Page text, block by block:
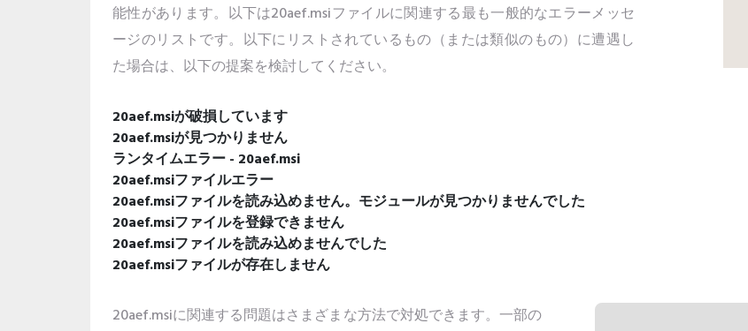
能性があります。以下は20aef.msiファイルに関連する最も一般的なエラーメッセ
ージのリストです。以下にリストされているもの（または類似のもの）に遭遇し
た場合は、以下の提案を検討してください。
20aef.msiが破損しています
20aef.msiが見つかりません
ランタイムエラー - 20aef.msi
20aef.msiファイルエラー
20aef.msiファイルを読み込めません。モジュールが見つかりませんでした
20aef.msiファイルを登録できません
20aef.msiファイルを読み込めませんでした
20aef.msiファイルが存在しません
20aef.msiに関連する問題はさまざまな方法で対処できます。一部の